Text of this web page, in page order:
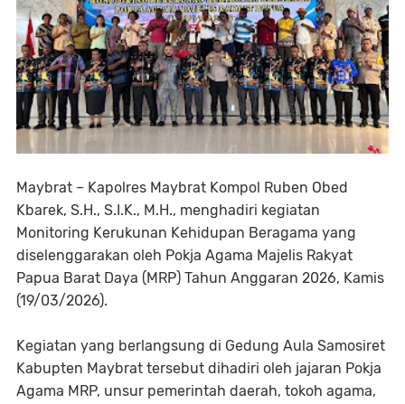
Maybrat – Kapolres Maybrat Kompol Ruben Obed
Kbarek, S.H., S.I.K., M.H., menghadiri kegiatan
Monitoring Kerukunan Kehidupan Beragama yang
diselenggarakan oleh Pokja Agama Majelis Rakyat
Papua Barat Daya (MRP) Tahun Anggaran 2026, Kamis
(19/03/2026).
Kegiatan yang berlangsung di Gedung Aula Samosiret
Kabupten Maybrat tersebut dihadiri oleh jajaran Pokja
Agama MRP, unsur pemerintah daerah, tokoh agama,